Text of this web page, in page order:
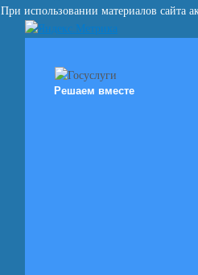
При использовании материалов сайта
Решаем вместе